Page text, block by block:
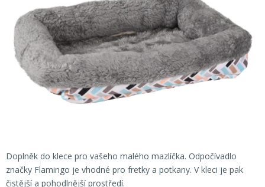
Doplněk do klece pro vašeho malého mazlíčka. Odpočívadlo
značky Flamingo je vhodné pro fretky a potkany. V kleci je pak
čistější a pohodlnější prostředí.
hvězdiček.